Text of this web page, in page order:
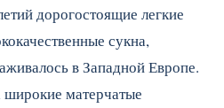
дорогостоящие легкие
сукна,
в Западной Европе.
матерчатые